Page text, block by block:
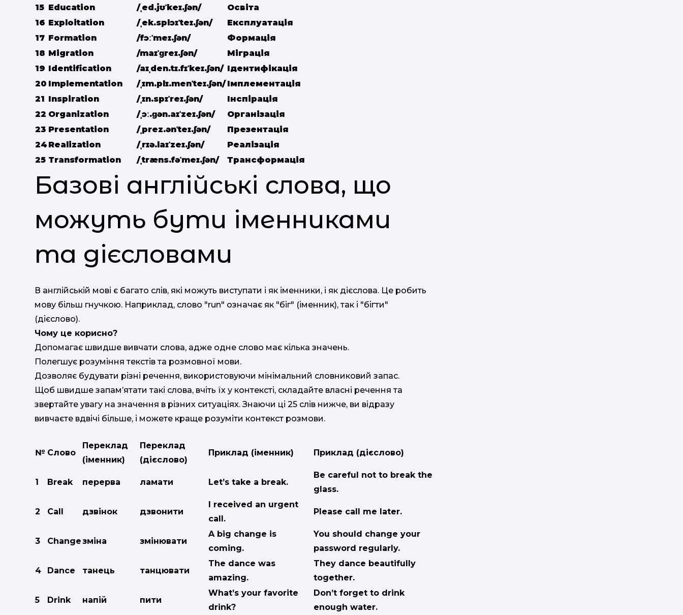
15 Education /ˌed.jʊˈkeɪ.ʃən/
Освіта
16 Exploitation /ˌek.splɔɪˈteɪ.ʃən/
Експлуатація
17 Formation /fɔːˈmeɪ.ʃən/
Формація
18 Migration /maɪˈɡreɪ.ʃən/
Міграція
19 Identification /aɪˌden.tɪ.fɪˈkeɪ.ʃən/ Ідентифікація
20 Implementation /ˌɪm.plɪ.menˈteɪ.ʃən/ Імплементація
21 Inspiration /ˌɪn.spɪˈreɪ.ʃən/
Інспірація
22 Organization /ˌɔː.ɡən.aɪˈzeɪ.ʃən/
Організація
23 Presentation /ˌprez.ənˈteɪ.ʃən/
Презентація
24 Realization /ˌrɪə.laɪˈzeɪ.ʃən/
Реалізація
25 Transformation /ˌtræns.fəˈmeɪ.ʃən/ Трансформація
Базові англійські слова, що
можуть бути іменниками
та дієсловами
В англійській мові є багато слів, які можуть виступати і як іменники, і як дієслова. Це робить
мову більш гнучкою. Наприклад, слово "run" означає як "біг" (іменник), так і "бігти"
(дієслово).
Чому це корисно?
Допомагає швидше вивчати слова, адже одне слово має кілька значень.
Полегшує розуміння текстів та розмовної мови.
Дозволяє будувати різні речення, використовуючи мінімальний словниковий запас.
Щоб швидше запам’ятати такі слова, вчіть їх у контексті, складайте власні речення та
звертайте увагу на значення в різних ситуаціях. Знаючи ці 25 слів нижче, ви відразу
вивчаєте вдвічі більше, і можете краще розуміти контекст розмови.
№ Слово
Переклад
(іменник)
Переклад
(дієслово)
Приклад (іменник) Приклад (дієслово)
1 Break перерва ламати Let’s take a break.
Be careful not to break the
glass.
2 Call дзвінок дзвонити
I received an urgent
call.
Please call me later.
3 Changeзміна змінювати
A big change is
coming.
You should change your
password regularly.
4 Dance танець танцювати
The dance was
amazing.
They dance beautifully
together.
5 Drink напій пити
What’s your favorite
drink?
Don’t forget to drink
enough water.